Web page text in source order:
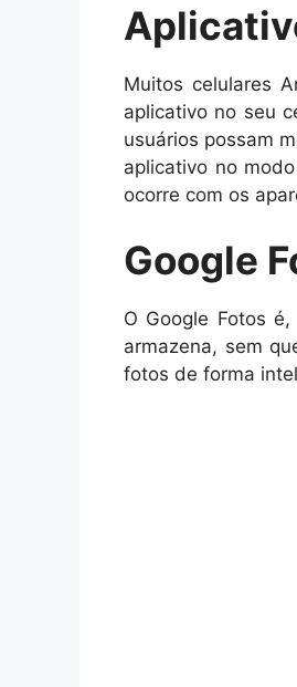
Muitos celulares
aplicativo no seu
usuários possam
aplicativo no
ocorre com os
Google
O Google Fotos
armazena, sem
fotos de forma